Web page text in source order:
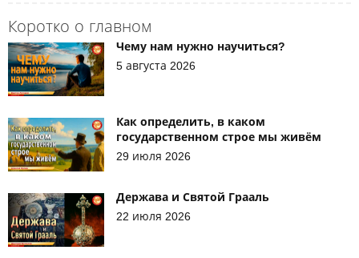
Коротко о главном
Чему нам нужно научиться?
5 августа 2026
Как определить, в каком
государственном строе мы живём
29 июля 2026
Держава и Святой Грааль
22 июля 2026